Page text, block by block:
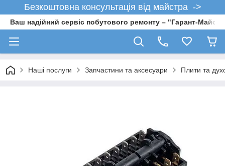
Безкоштовна консультація від майстра ->
Ваш надійний сервіс побутового ремонту – "Гарант-
Наші послуги Запчастини та аксесуари Плити та